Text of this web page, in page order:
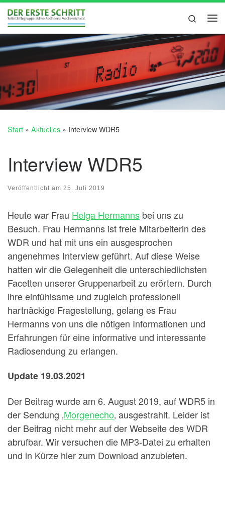
Zum Inhalt springen
Search
Start » Aktuelles » Interview WDR5
Interview WDR5
Veröffentlicht am 25. Juli 2019
Heute war Frau Helga Hermanns bei uns zu
Besuch. Frau Hermanns ist freie Mitarbeiterin des
WDR und hat mit uns ein ausgesprochen
angenehmes Interview geführt. Auf diese Weise
hatten wir die Gelegenheit die unterschiedlichsten
Facetten unserer Gruppenarbeit zu erörtern. Durch
ihre einfühlsame und zugleich professionell
hartnäckige Fragestellung, gelang es Frau
Hermanns von uns die nötigen Informationen und
Erfahrungen für eine informative und interessante
Radiosendung zu erlangen.
Update 19.03.2021
Der Beitrag wurde am 6. August 2019, auf WDR5 in
der Sendung ‚Morgenecho‚ ausgestrahlt. Leider ist
der Beitrag nicht mehr auf der Webseite des WDR
abrufbar. Wir versuchen die MP3-Datei zu erhalten
und in Kürze hier zum Download anzubieten.